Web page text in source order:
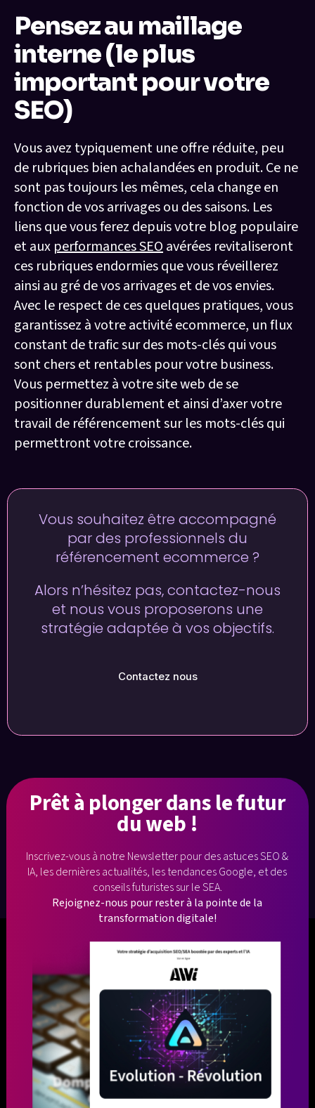
Pensez au maillage
interne (le plus
important pour votre
SEO)
Vous avez typiquement une offre réduite, peu
de rubriques bien achalandées en produit. Ce ne
sont pas toujours les mêmes, cela change en
fonction de vos arrivages ou des saisons. Les
liens que vous ferez depuis votre blog populaire
et aux performances SEOavérées revitaliseront
ces rubriques endormies que vous réveillerez
ainsi au gré de vos arrivages et de vos envies.
Avec le respect de ces quelques pratiques, vous
garantissez à votre activité ecommerce, un flux
constant de trafic sur des mots-clés qui vous
sont chers et rentables pour votre business.
Vous permettez à votre site web de se
positionner durablement et ainsi d’axer votre
travail de référencement sur les mots-clés qui
permettront votre croissance.
Vous souhaitez être accompagné
par des professionnels du
référencement ecommerce ?
Alors n’hésitez pas, contactez-nous
et nous vous proposerons une
stratégie adaptée à vos objectifs.
Contactez nous
Prêt à plongerdans le futur
du web !
Inscrivez-vous à notre Newsletter pour des astuces SEO &
IA, les dernièresactualités, les tendances Google, et des
conseils futuristes sur le SEA.
Rejoignez-nous pour rester à la pointe de la
transformation digitale!